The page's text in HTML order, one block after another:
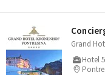
Grand
Hotel